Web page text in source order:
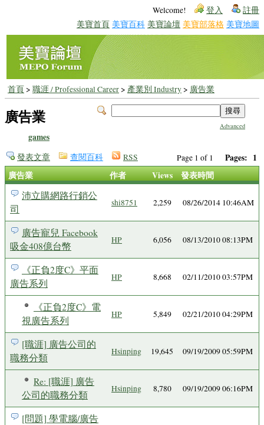
Welcome! 登入 註冊
美寶首頁 美寶百科 美寶論壇 美寶部落格 美寶地圖
首頁> 職涯 / Professional Career> 產業別 Industry> 廣告業
Advanced
廣告業
games
Page 1 of 1 Pages: 1
發表文章 查閱百科 RSS
廣告業 作者 Views 發表時間
沛立購網路行銷公
司
shi8751 2,259 08/26/2014 10:46AM
廣告寵兒 Facebook
吸金408億台幣
HP 6,056 08/13/2010 08:13PM
《正負2度C》平面
廣告系列
HP 8,668 02/11/2010 03:57PM
《正負2度C》電
視廣告系列
HP 5,849 02/21/2010 04:29PM
[職涯] 廣告公司的
職務分類
Hsinping 19,645 09/19/2009 05:59PM
Re: [職涯] 廣告
公司的職務分類
Hsinping 8,780 09/19/2009 06:16PM
[問題] 學電腦/廣告